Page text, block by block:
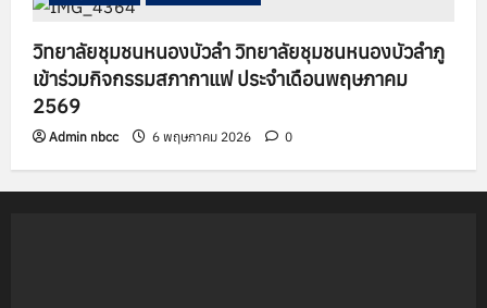
วิทยาลัยชุมชนหนองบัวลำ วิทยาลัยชุมชนหนองบัวลำภู
เข้าร่วมกิจกรรมสภากาแฟ ประจำเดือนพฤษภาคม
2569
Admin nbcc 6 พฤษภาคม 2026 0